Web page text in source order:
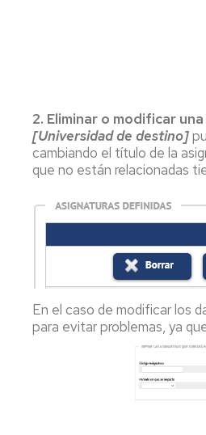
2. Eliminar o modificar
[Universidad de destino]
cambiando el título de la
que no están relacionadas
En el caso de modificar los
para evitar problemas, ya